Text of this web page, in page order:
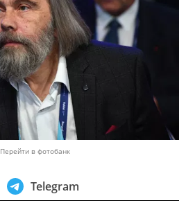
Перейти в фотобанк
Telegram